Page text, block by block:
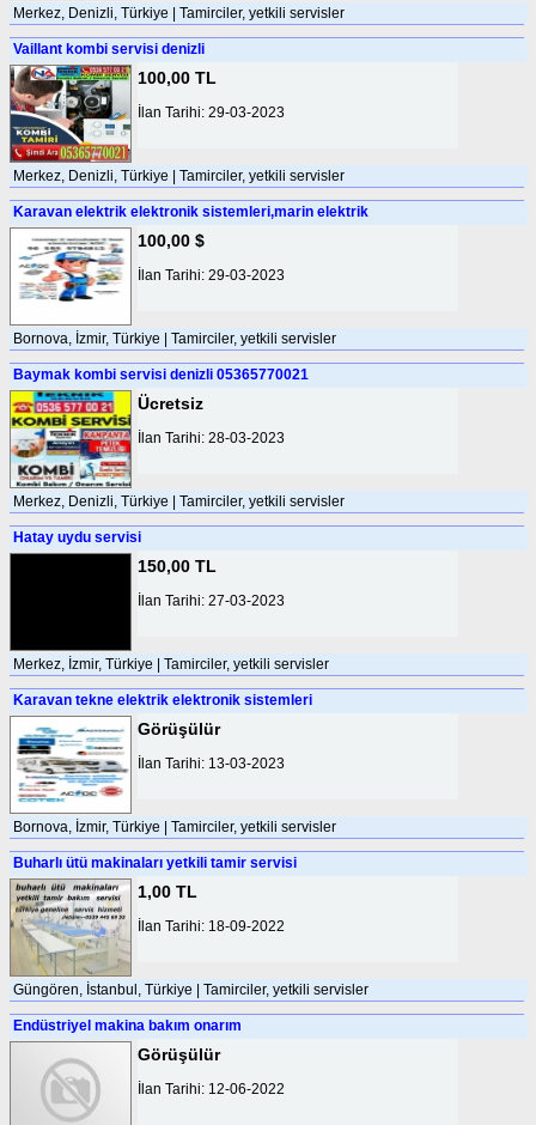
Merkez, Denizli, Türkiye | Tamirciler, yetkili servisler
Vaillant kombi servisi denizli
100,00 TL
İlan Tarihi: 29-03-2023
Merkez, Denizli, Türkiye | Tamirciler, yetkili servisler
Karavan elektrik elektronik sistemleri,marin elektrik
100,00 $
İlan Tarihi: 29-03-2023
Bornova, İzmir, Türkiye | Tamirciler, yetkili servisler
Baymak kombi servisi denizli 05365770021
Ücretsiz
İlan Tarihi: 28-03-2023
Merkez, Denizli, Türkiye | Tamirciler, yetkili servisler
Hatay uydu servisi
150,00 TL
İlan Tarihi: 27-03-2023
Merkez, İzmir, Türkiye | Tamirciler, yetkili servisler
Karavan tekne elektrik elektronik sistemleri
Görüşülür
İlan Tarihi: 13-03-2023
Bornova, İzmir, Türkiye | Tamirciler, yetkili servisler
Buharlı ütü makinaları yetkili tamir servisi
1,00 TL
İlan Tarihi: 18-09-2022
Güngören, İstanbul, Türkiye | Tamirciler, yetkili servisler
Endüstriyel makina bakım onarım
Görüşülür
İlan Tarihi: 12-06-2022